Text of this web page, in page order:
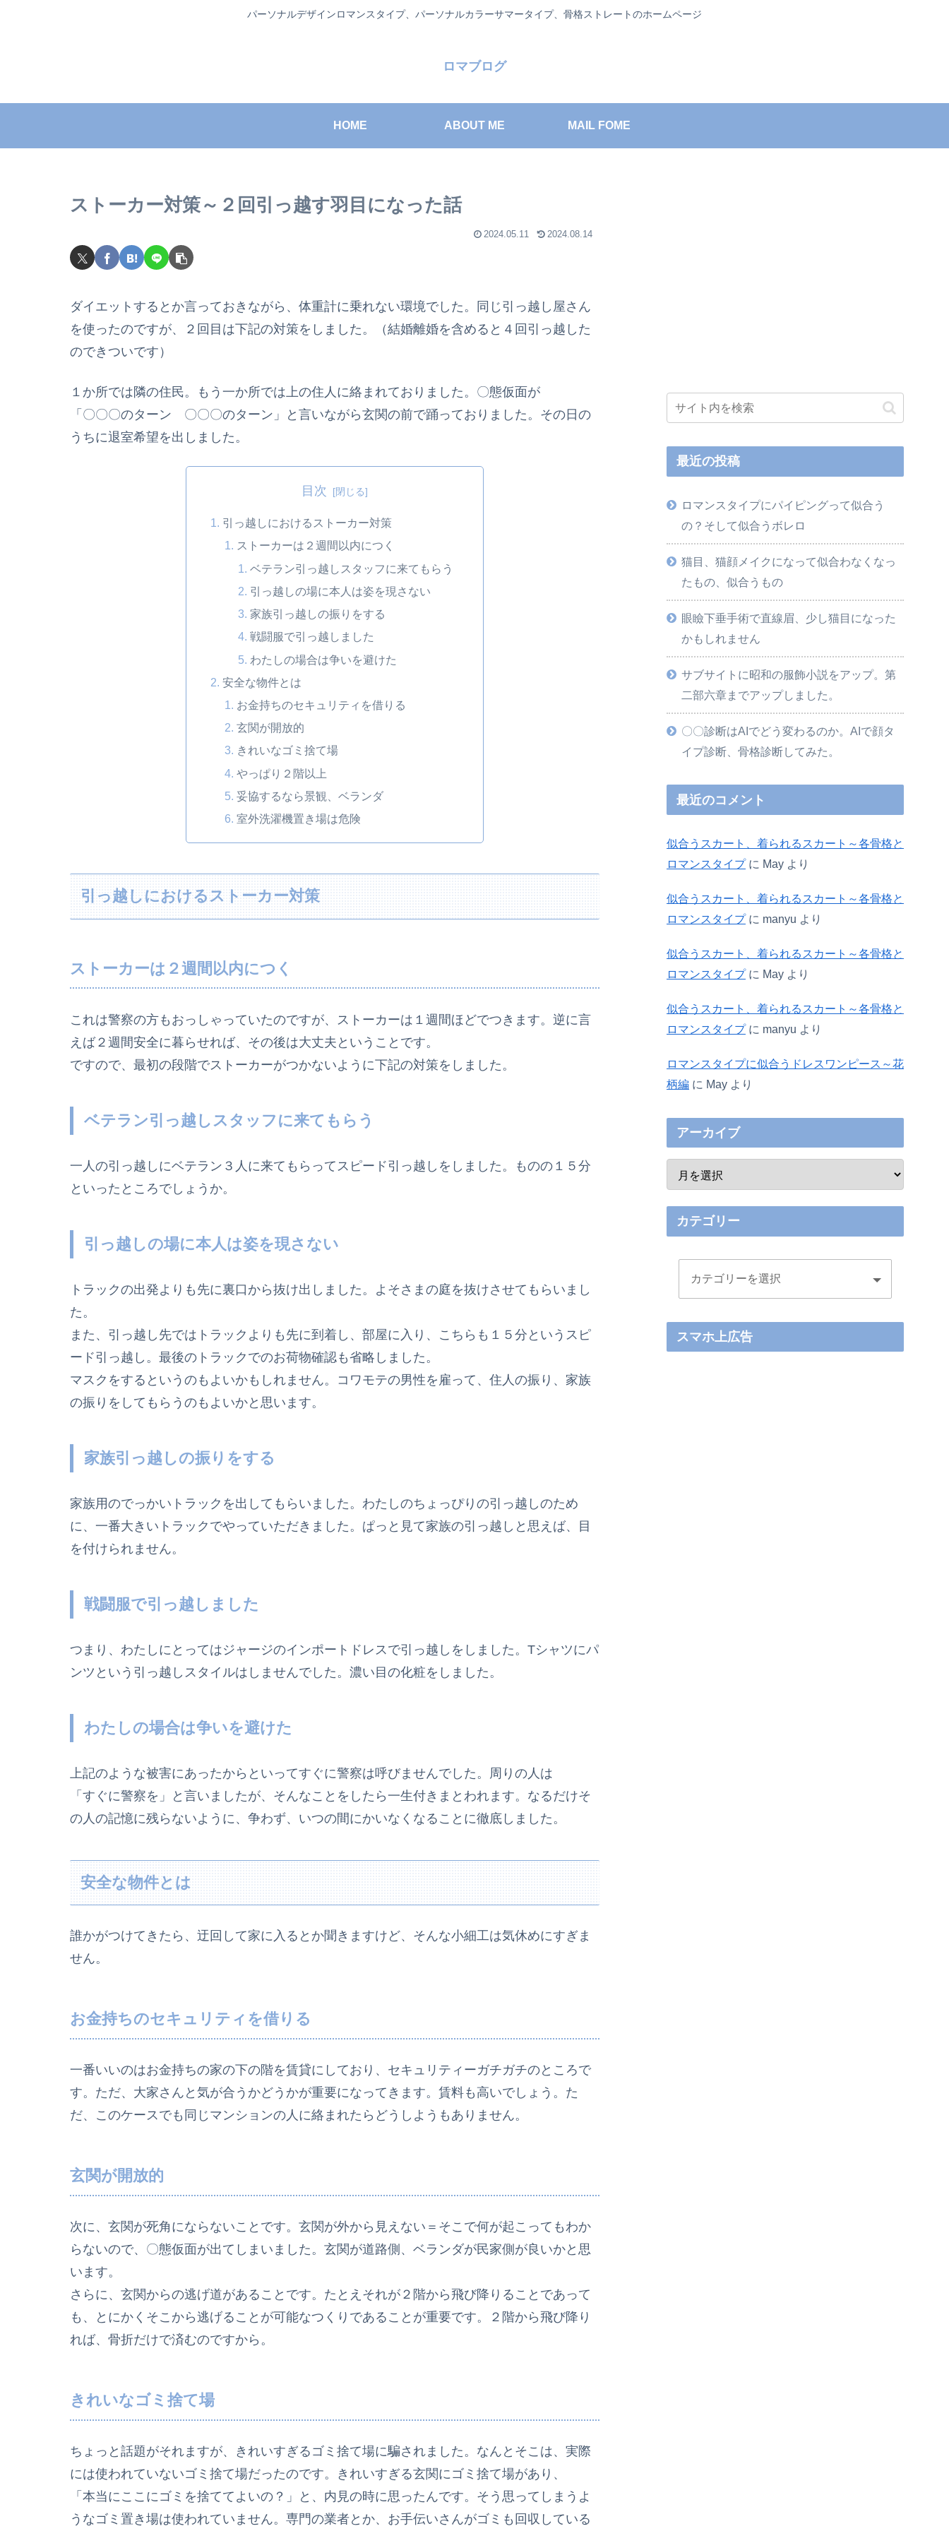
パーソナルデザインロマンスタイプ、パーソナルカラーサマータイプ、骨格ストレートのホームページ
ロマブログ
HOME ABOUT ME MAIL FOME
ストーカー対策～２回引っ越す羽目になった話
2024.05.11 2024.08.14
ダイエットするとか言っておきながら、体重計に乗れない環境でした。同じ引っ越し屋さん
を使ったのですが、２回目は下記の対策をしました。（結婚離婚を含めると４回引っ越した
のできついです）
１か所では隣の住民。もう一か所では上の住人に絡まれておりました。〇態仮面が
「〇〇〇のターン 〇〇〇のターン」と言いながら玄関の前で踊っておりました。その日の
うちに退室希望を出しました。
目次
引っ越しにおけるストーカー対策
ストーカーは２週間以内につく
ベテラン引っ越しスタッフに来てもらう
引っ越しの場に本人は姿を現さない
家族引っ越しの振りをする
戦闘服で引っ越しました
わたしの場合は争いを避けた
安全な物件とは
お金持ちのセキュリティを借りる
玄関が開放的
きれいなゴミ捨て場
やっぱり２階以上
妥協するなら景観、ベランダ
室外洗濯機置き場は危険
引っ越しにおけるストーカー対策
ストーカーは２週間以内につく
これは警察の方もおっしゃっていたのですが、ストーカーは１週間ほどでつきます。逆に言
えば２週間安全に暮らせれば、その後は大丈夫ということです。
ですので、最初の段階でストーカーがつかないように下記の対策をしました。
ベテラン引っ越しスタッフに来てもらう
一人の引っ越しにベテラン３人に来てもらってスピード引っ越しをしました。ものの１５分
といったところでしょうか。
引っ越しの場に本人は姿を現さない
トラックの出発よりも先に裏口から抜け出しました。よそさまの庭を抜けさせてもらいまし
た。
また、引っ越し先ではトラックよりも先に到着し、部屋に入り、こちらも１５分というスピ
ード引っ越し。最後のトラックでのお荷物確認も省略しました。
マスクをするというのもよいかもしれません。コワモテの男性を雇って、住人の振り、家族
の振りをしてもらうのもよいかと思います。
家族引っ越しの振りをする
家族用のでっかいトラックを出してもらいました。わたしのちょっぴりの引っ越しのため
に、一番大きいトラックでやっていただきました。ぱっと見て家族の引っ越しと思えば、目
を付けられません。
戦闘服で引っ越しました
つまり、わたしにとってはジャージのインポートドレスで引っ越しをしました。Tシャツにパ
ンツという引っ越しスタイルはしませんでした。濃い目の化粧をしました。
わたしの場合は争いを避けた
上記のような被害にあったからといってすぐに警察は呼びませんでした。周りの人は
「すぐに警察を」と言いましたが、そんなことをしたら一生付きまとわれます。なるだけそ
の人の記憶に残らないように、争わず、いつの間にかいなくなることに徹底しました。
安全な物件とは
誰かがつけてきたら、迂回して家に入るとか聞きますけど、そんな小細工は気休めにすぎま
せん。
お金持ちのセキュリティを借りる
一番いいのはお金持ちの家の下の階を賃貸にしており、セキュリティーガチガチのところで
す。ただ、大家さんと気が合うかどうかが重要になってきます。賃料も高いでしょう。た
だ、このケースでも同じマンションの人に絡まれたらどうしようもありません。
玄関が開放的
次に、玄関が死角にならないことです。玄関が外から見えない＝そこで何が起こってもわか
らないので、〇態仮面が出てしまいました。玄関が道路側、ベランダが民家側が良いかと思
います。
さらに、玄関からの逃げ道があることです。たとえそれが２階から飛び降りることであって
も、とにかくそこから逃げることが可能なつくりであることが重要です。２階から飛び降り
れば、骨折だけで済むのですから。
きれいなゴミ捨て場
ちょっと話題がそれますが、きれいすぎるゴミ捨て場に騙されました。なんとそこは、実際
には使われていないゴミ捨て場だったのです。きれいすぎる玄関にゴミ捨て場があり、
「本当にここにゴミを捨ててよいの？」と、内見の時に思ったんです。そう思ってしまうよ
うなゴミ置き場は使われていません。専門の業者とか、お手伝いさんがゴミも回収している
最近の投稿
ロマンスタイプにパイピングって似合う
の？そして似合うボレロ
猫目、猫顔メイクになって似合わなくなっ
たもの、似合うもの
眼瞼下垂手術で直線眉、少し猫目になった
かもしれません
サブサイトに昭和の服飾小説をアップ。第
二部六章までアップしました。
〇〇診断はAIでどう変わるのか。AIで顔タ
イプ診断、骨格診断してみた。
最近のコメント
似合うスカート、着られるスカート～各骨格と
ロマンスタイプに May より
似合うスカート、着られるスカート～各骨格と
ロマンスタイプに manyu より
似合うスカート、着られるスカート～各骨格と
ロマンスタイプに May より
似合うスカート、着られるスカート～各骨格と
ロマンスタイプに manyu より
ロマンスタイプに似合うドレスワンピース～花
柄編 に May より
アーカイブ
カテゴリー
スマホ上広告